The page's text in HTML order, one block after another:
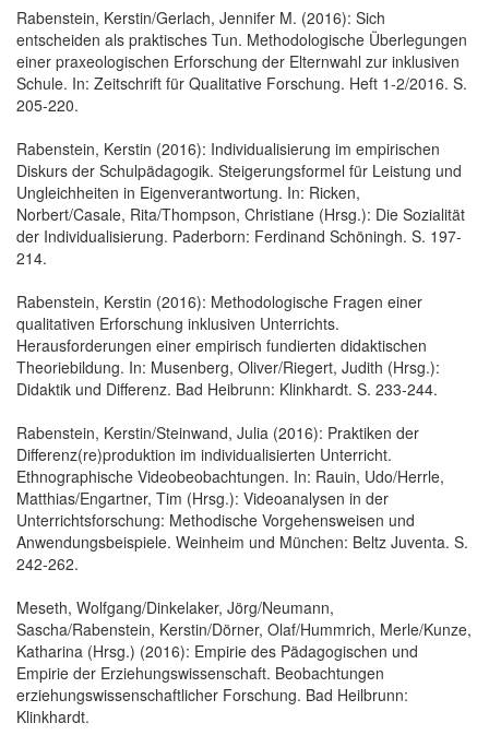
Rabenstein, Kerstin/Gerlach, Jennifer M. (2016): Sich
entscheiden als praktisches Tun. Methodologische Überlegungen
einer praxeologischen Erforschung der Elternwahl zur inklusiven
Schule. In: Zeitschrift für Qualitative Forschung. Heft 1-2/2016. S.
205-220.
Rabenstein, Kerstin (2016): Individualisierung im empirischen
Diskurs der Schulpädagogik. Steigerungsformel für Leistung und
Ungleichheiten in Eigenverantwortung. In: Ricken,
Norbert/Casale, Rita/Thompson, Christiane (Hrsg.): Die Sozialität
der Individualisierung. Paderborn: Ferdinand Schöningh. S. 197-
214.
Rabenstein, Kerstin (2016): Methodologische Fragen einer
qualitativen Erforschung inklusiven Unterrichts.
Herausforderungen einer empirisch fundierten didaktischen
Theoriebildung. In: Musenberg, Oliver/Riegert, Judith (Hrsg.):
Didaktik und Differenz. Bad Heibrunn: Klinkhardt. S. 233-244.
Rabenstein, Kerstin/Steinwand, Julia (2016): Praktiken der
Differenz(re)produktion im individualisierten Unterricht.
Ethnographische Videobeobachtungen. In: Rauin, Udo/Herrle,
Matthias/Engartner, Tim (Hrsg.): Videoanalysen in der
Unterrichtsforschung: Methodische Vorgehensweisen und
Anwendungsbeispiele. Weinheim und München: Beltz Juventa. S.
242-262.
Meseth, Wolfgang/Dinkelaker, Jörg/Neumann,
Sascha/Rabenstein, Kerstin/Dörner, Olaf/Hummrich, Merle/Kunze,
Katharina (Hrsg.) (2016): Empirie des Pädagogischen und
Empirie der Erziehungswissenschaft. Beobachtungen
erziehungswissenschaftlicher Forschung. Bad Heilbrunn:
Klinkhardt.